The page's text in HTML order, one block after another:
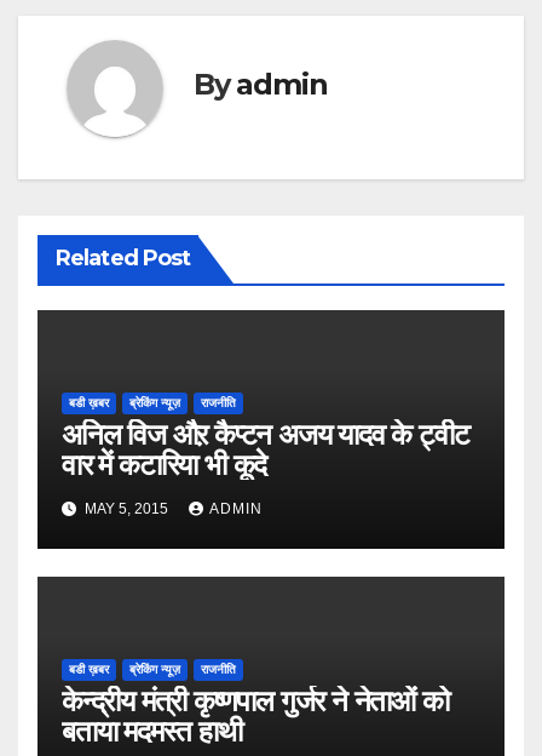
Byadmin
Related Post
बडी ख़बर ब्रेकिंग न्यूज़ राजनीति
अनिल विज औऱ कैप्टन अजय यादव के ट्वीट
वार में कटारिया भी कूदे
MAY 5, 2015 ADMIN
बडी ख़बर ब्रेकिंग न्यूज़ राजनीति
केन्द्रीय मंत्री कृष्णपाल गुर्जर ने नेताओं को
बताया मदमस्त हाथी